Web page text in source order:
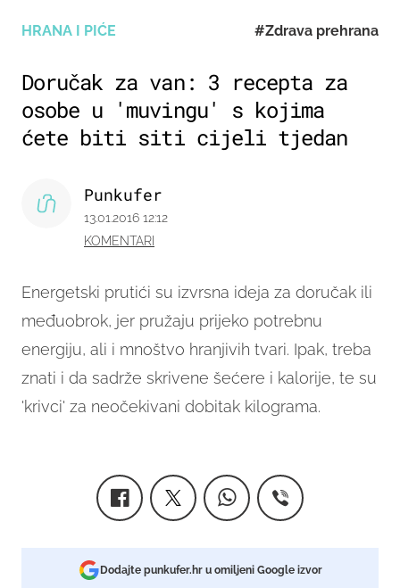
HRANA I PIĆE #Zdrava prehrana
Doručak za van: 3 recepta za
osobe u 'muvingu' s kojima
ćete biti siti cijeli tjedan
Energetski prutići su izvrsna ideja za doručak ili
međuobrok, jer pružaju prijeko potrebnu
energiju, ali i mnoštvo hranjivih tvari. Ipak, treba
znati i da sadrže skrivene šećere i kalorije, te su
'krivci' za neočekivani dobitak kilograma.
Punkufer
13.01.2016 12:12
KOMENTARI
Dodajte punkufer.hr u omiljeni Google izvor